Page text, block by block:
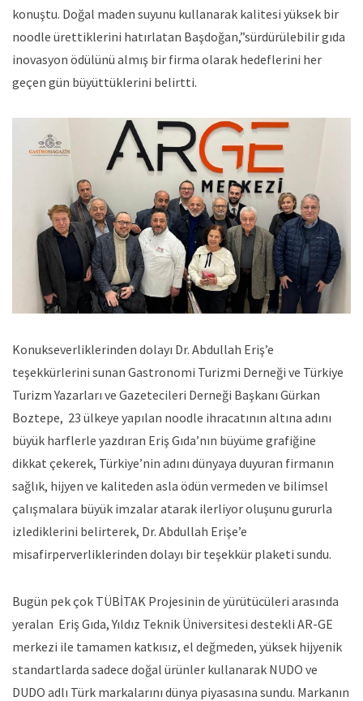
konuştu. Doğal maden suyunu kullanarak kalitesi yüksek bir
noodle ürettiklerini hatırlatan Başdoğan,”sürdürülebilir gıda
inovasyon ödülünü almış bir firma olarak hedeflerini her
geçen gün büyüttüklerini belirtti.
Konukseverliklerinden dolayı Dr. Abdullah Eriş’e
teşekkürlerini sunan Gastronomi Turizmi Derneği ve Türkiye
Turizm Yazarları ve Gazetecileri Derneği Başkanı Gürkan
Boztepe, 23 ülkeye yapılan noodle ihracatının altına adını
büyük harflerle yazdıran Eriş Gıda’nın büyüme grafiğine
dikkat çekerek, Türkiye’nin adını dünyaya duyuran firmanın
sağlık, hijyen ve kaliteden asla ödün vermeden ve bilimsel
çalışmalara büyük imzalar atarak ilerliyor oluşunu gururla
izlediklerini belirterek, Dr. Abdullah Erişe’e
misafirperverliklerinden dolayı bir teşekkür plaketi sundu.
Bugün pek çok TÜBİTAK Projesinin de yürütücüleri arasında
yeralan Eriş Gıda, Yıldız Teknik Üniversitesi destekli AR-GE
merkezi ile tamamen katkısız, el değmeden, yüksek hijyenik
standartlarda sadece doğal ürünler kullanarak NUDO ve
DUDO adlı Türk markalarını dünya piyasasına sundu. Markanın